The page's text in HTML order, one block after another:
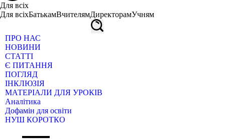
Для всіх
Для всіхБатькамВчителямДиректорамУчням
ПРО НАС
НОВИНИ
СТАТТІ
Є ПИТАННЯ
ПОГЛЯД
ІНКЛЮЗІЯ
МАТЕРІАЛИ ДЛЯ УРОКІВ
Аналітика
Дофамін для освіти
НУШ КОРОТКО